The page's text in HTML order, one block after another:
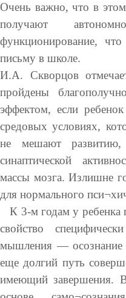
Очень важно, что в
получают
функционирование,
письму в школе.
И.А. Скворцов
пройдены
эффектом, если
средовых условиях,
не мешают
синаптической
массы мозга. Излишне
для нормального
К 3-м годам у ребенка
свойство
мышления — осознание
еще долгий путь
имеющий завершения.